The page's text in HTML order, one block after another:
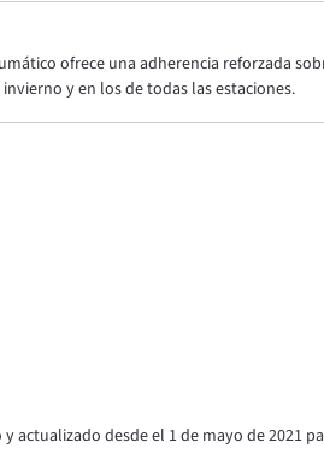
ofrece una adherencia reforzada
y en los de todas las estaciones.
desde el 1 de mayo de 2021